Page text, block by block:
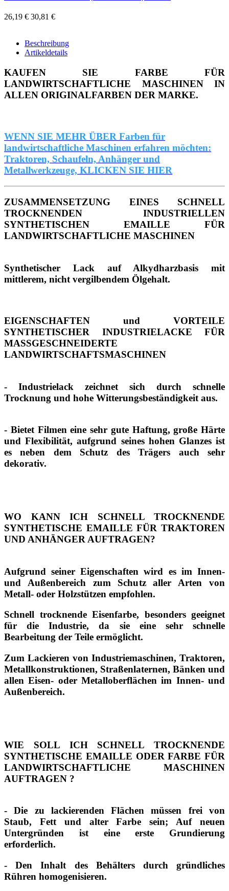
26,19 € 30,81 €
Beschreibung
Artikeldetails
KAUFEN SIE FARBE FÜR
LANDWIRTSCHAFTLICHE MASCHINEN IN
ALLEN ORIGINALFARBEN DER MARKE.
WENN SIE MEHR ÜBER Farben für
landwirtschaftliche Maschinen erfahren möchten:
Traktoren, Schaufeln, Anhänger und
Metallwerkzeuge, KLICKEN SIE HIER
ZUSAMMENSETZUNG EINES SCHNELL
TROCKNENDEN INDUSTRIELLEN
SYNTHETISCHEN EMAILLE FÜR
LANDWIRTSCHAFTLICHE MASCHINEN
Synthetischer Lack auf Alkydharzbasis mit
mittlerem, nicht vergilbendem Ölgehalt.
EIGENSCHAFTEN und VORTEILE
SYNTHETISCHER INDUSTRIELACKE FÜR
MASSGESCHNEIDERTE
LANDWIRTSCHAFTSMASCHINEN
- Industrielack zeichnet sich durch schnelle
Trocknung und hohe Witterungsbeständigkeit aus.
- Bietet Filmen eine sehr gute Haftung, große Härte
und Flexibilität, aufgrund seines hohen Glanzes ist
es neben dem Schutz des Trägers auch sehr
dekorativ.
WO KANN ICH SCHNELL TROCKNENDE
SYNTHETISCHE EMAILLE FÜR TRAKTOREN
UND ANHÄNGER AUFTRAGEN?
Aufgrund seiner Eigenschaften wird es im Innen-
und Außenbereich zum Schutz aller Arten von
Metall- oder Holzstützen empfohlen.
Schnell trocknende Eisenfarbe, besonders geeignet
für die Industrie, da sie eine sehr schnelle
Bearbeitung der Teile ermöglicht.
Zum Lackieren von Industriemaschinen, Traktoren,
Metallkonstruktionen, Straßenlaternen, Bänken und
allen Eisen- oder Metalloberflächen im Innen- und
Außenbereich.
WIE SOLL ICH SCHNELL TROCKNENDE
SYNTHETISCHE EMAILLE ODER FARBE FÜR
LANDWIRTSCHAFTLICHE MASCHINEN
AUFTRAGEN ?
- Die zu lackierenden Flächen müssen frei von
Staub, Fett und alter Farbe sein; Auf neuen
Untergründen ist eine erste Grundierung
erforderlich.
- Den Inhalt des Behälters durch gründliches
Rühren homogenisieren.